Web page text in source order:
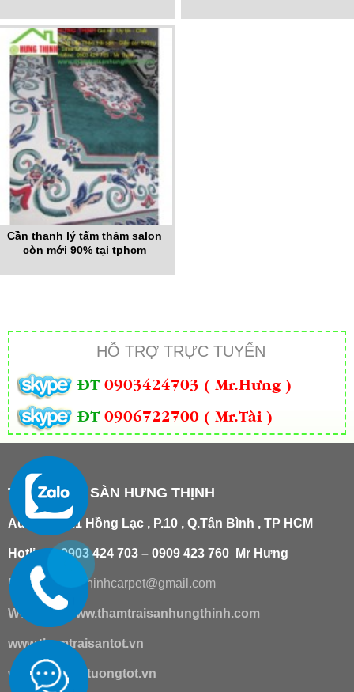
Cần thanh lý tấm thảm salon
còn mới 90% tại tphcm
HỖ TRỢ TRỰC TUYẾN
ĐT 0903424703 ( Mr.Hưng )
ĐT 0906722700 ( Mr.Tài )
THẢM TRẢI SÀN HƯNG THỊNH
Add : 181/21 Hồng Lạc , P.10 , Q.Tân Bình , TP HCM
Hotline : 0903 424 703 – 0909 423 760 Mr Hưng
Email : hungthinhcarpet@gmail.com
Website: www.thamtraisanhungthinh.com
www.thamtraisantot.vn
www.giaydantuongtot.vn